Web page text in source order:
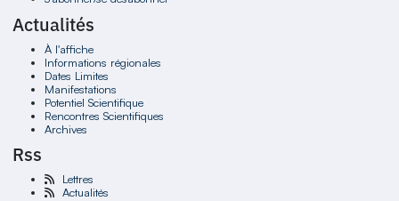
Actualités
À l'affiche
Informations régionales
Dates Limites
Manifestations
Potentiel Scientifique
Rencontres Scientifiques
Archives
Rss
Lettres
Actualités